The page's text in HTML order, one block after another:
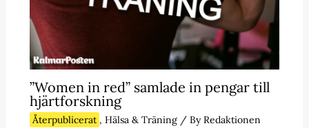
”Women in red” samlade in pengar till
hjärtforskning
Återpublicerat , Hälsa & Träning/ ByRedaktionen